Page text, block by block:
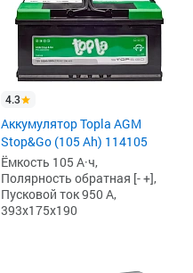
4.3
Аккумулятор Topla AGM
Stop&Go (105 Ah) 114105
Ёмкость 105 А·ч,
Полярность обратная [- +],
Пусковой ток 950 А,
393x175x190